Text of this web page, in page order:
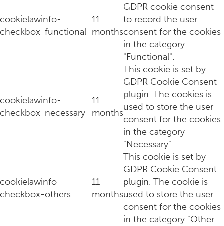
Hoe kies je de beste luchtreiniger voor je slaapkamer
cookielawinfo-
checkbox-functional
11
months
GDPR cookie consent
to record the user
consent for the cookies
in the category
"Functional".
cookielawinfo-
checkbox-necessary
11
months
This cookie is set by
GDPR Cookie Consent
plugin. The cookies is
used to store the user
consent for the cookies
in the category
"Necessary".
cookielawinfo-
checkbox-others
11
months
This cookie is set by
GDPR Cookie Consent
plugin. The cookie is
used to store the user
consent for the cookies
in the category "Other.